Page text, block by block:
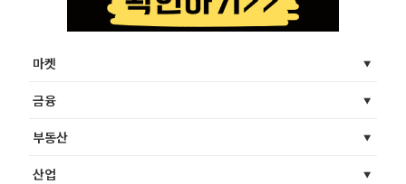
마켓
금융
부동산
산업